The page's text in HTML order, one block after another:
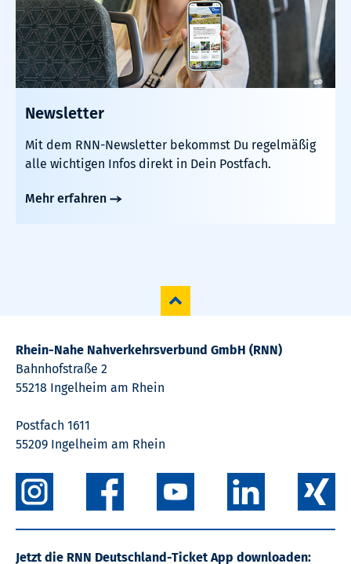
Newsletter
Mit dem RNN-Newsletter bekommst Du regelmäßig
alle wichtigen Infos direkt in Dein Postfach.
Mehr erfahren
Rhein-Nahe Nahverkehrsverbund GmbH (RNN)
Bahnhofstraße 2
55218 Ingelheim am Rhein
Postfach 1611
55209 Ingelheim am Rhein
Jetzt die RNN Deutschland-Ticket App downloaden: